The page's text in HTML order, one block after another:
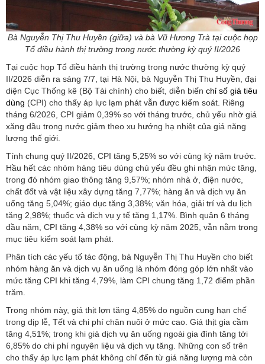
Bà Nguyễn Thị Thu Huyền (giữa) và bà Vũ Hương Trà tại cuộc họp
Tổ điều hành thị trường trong nước thường kỳ quý II/2026
Tại cuộc họp Tổ điều hành thị trường trong nước thường kỳ quý
II/2026 diễn ra sáng 7/7, tại Hà Nội, bà Nguyễn Thị Thu Huyền, đại
diện Cục Thống kê (Bộ Tài chính) cho biết, diễn biến chỉ số giá tiêu
dùng (CPI) cho thấy áp lực lạm phát vẫn được kiểm soát. Riêng
tháng 6/2026, CPI giảm 0,39% so với tháng trước, chủ yếu nhờ giá
xăng dầu trong nước giảm theo xu hướng hạ nhiệt của giá năng
lượng thế giới.
Tính chung quý II/2026, CPI tăng 5,25% so với cùng kỳ năm trước.
Hầu hết các nhóm hàng tiêu dùng chủ yếu đều ghi nhận mức tăng,
trong đó nhóm giao thông tăng 9,57%; nhóm nhà ở, điện nước,
chất đốt và vật liệu xây dựng tăng 7,77%; hàng ăn và dịch vụ ăn
uống tăng 5,04%; giáo dục tăng 3,38%; văn hóa, giải trí và du lịch
tăng 2,98%; thuốc và dịch vụ y tế tăng 1,17%. Bình quân 6 tháng
đầu năm, CPI tăng 4,38% so với cùng kỳ năm 2025, vẫn nằm trong
mục tiêu kiểm soát lạm phát.
Phân tích các yếu tố tác động, bà Nguyễn Thị Thu Huyền cho biết
nhóm hàng ăn và dịch vụ ăn uống là nhóm đóng góp lớn nhất vào
mức tăng CPI khi tăng 4,79%, làm CPI chung tăng 1,72 điểm phần
trăm.
Trong nhóm này, giá thịt lợn tăng 4,85% do nguồn cung hạn chế
trong dịp lễ, Tết và chi phí chăn nuôi ở mức cao. Giá thịt gia cầm
tăng 4,51%; trong khi giá dịch vụ ăn uống ngoài gia đình tăng tới
6,85% do chi phí nguyên liệu và dịch vụ tăng. Những con số trên
cho thấy áp lực lạm phát không chỉ đến từ giá năng lượng mà còn